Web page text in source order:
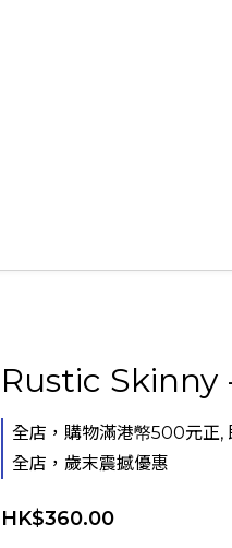
Rustic Skinny
全店，購物滿港幤500元正,
全店，歲末震撼優惠
HK$360.00